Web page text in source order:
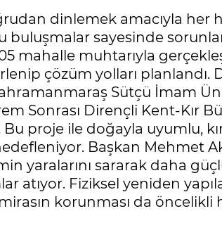
dinlemek amacıyla her
buluşmalar sayesinde
mahalle muhtarıyla
çözüm yolları planlandı.
Sütçü İmam
Sonrası Dirençli Kent-Kır
proje ile doğayla uyumlu,
Başkan Mehmet
yaralarını sararak daha
atıyor. Fiziksel yeniden
korunması da öncelikli